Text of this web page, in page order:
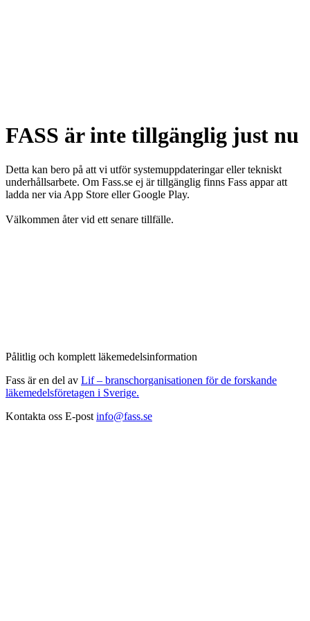
FASS är inte tillgänglig just nu
Detta kan bero på att vi utför systemuppdateringar eller tekniskt
underhållsarbete. Om Fass.se ej är tillgänglig finns Fass appar att
ladda ner via App Store eller Google Play.
Välkommen åter vid ett senare tillfälle.
Pålitlig och komplett läkemedelsinformation
Fass är en del av Lif – branschorganisationen för de forskande
läkemedelsföretagen i Sverige.
Kontakta oss E-post info@fass.se